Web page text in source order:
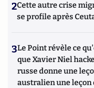
2Cette autre crise
se profile après
3Le Point révèle ce
que Xavier Niel
russe donne une
australien une leçon